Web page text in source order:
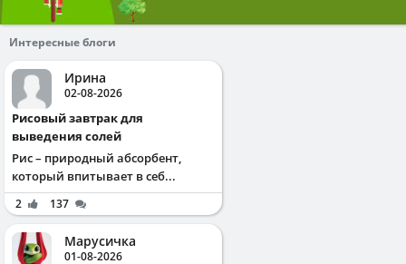
Интересные блоги
Ирина
02-08-2026
Рисовый завтрак для
выведения солей
Рис – природный абсорбент,
который впитывает в себ...
2 137
Марусичка
01-08-2026